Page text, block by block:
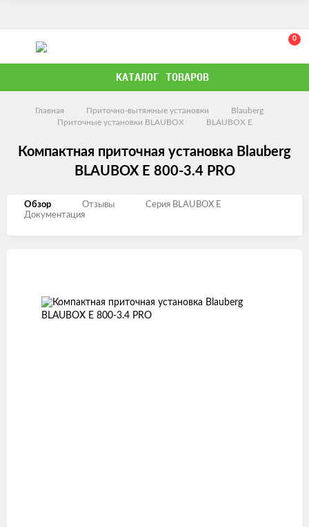
0
КАТАЛОГ ТОВАРОВ
Главная Приточно-вытяжные установки
Blauberg
Приточные установки BLAUBOX
BLAUBOX E
Компактная приточная установка Blauberg
BLAUBOX E 800-3.4 PRO
Обзор Отзывы
Серия BLAUBOX E
Документация